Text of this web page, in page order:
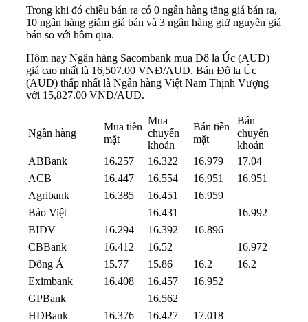
Trong khi đó chiều bán ra có 0 ngân hàng tăng giá bán ra,
10 ngân hàng giảm giá bán và 3 ngân hàng giữ nguyên giá
bán so với hôm qua.
Hôm nay Ngân hàng Sacombank mua Đô la Úc (AUD)
giá cao nhất là 16,507.00 VNĐ/AUD. Bán Đô la Úc
(AUD) thấp nhất là Ngân hàng Việt Nam Thịnh Vượng
với 15,827.00 VNĐ/AUD.
Ngân hàng
Mua tiền
mặt
Mua
chuyển
khoản
Bán tiền
mặt
Bán
chuyển
khoản
ABBank
16.257 16.322 16.979
17.04
ACB
16.447 16.554 16.951
16.951
Agribank
16.385 16.451
16.959
Bảo Việt
16.431
16.992
BIDV
16.294 16.392
16.896
CBBank
16.412 16.52
16.972
Đông Á
15.77 15.86 16.2
16.2
Eximbank
16.408 16.457
16.952
GPBank
16.562
HDBank
16.376 16.427
17.018